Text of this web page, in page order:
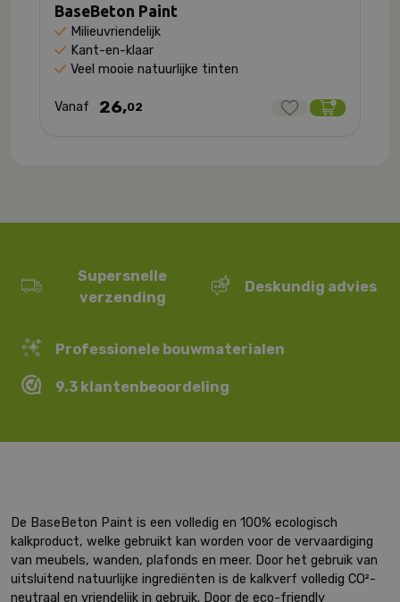
BaseBeton Paint
Milieuvriendelijk
Kant-en-klaar
Veel mooie natuurlijke tinten
Vanaf 26,02
Supersnelle
verzending
Deskundig advies
Professionele bouwmaterialen
9.3 klantenbeoordeling
De BaseBeton Paint is een volledig en 100% ecologisch
kalkproduct, welke gebruikt kan worden voor de vervaardiging
van meubels, wanden, plafonds en meer. Door het gebruik van
uitsluitend natuurlijke ingrediënten is de kalkverf volledig CO²-
neutraal en vriendelijk in gebruik. Door de eco-friendly